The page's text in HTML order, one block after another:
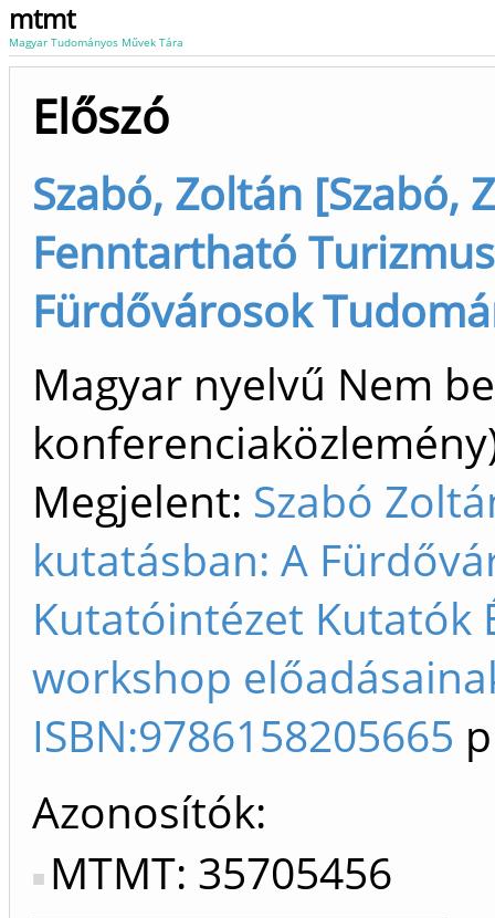
mtmt
Magyar Tudományos Művek Tára
Előszó
Szabó, Zoltán [Szabó,
Fenntartható Turizmus
Fürdővárosok
Magyar nyelvű Nem
Megjelent: Szabó
kutatásban: A
Kutatóintézet Kutatók
workshop
ISBN:9786158205665
Azonosítók
MTMT: 35705456